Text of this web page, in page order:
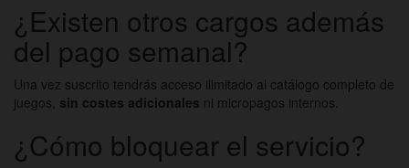
¿Existen otros cargos además
del pago semanal?
Una vez suscrito tendrás acceso ilimitado al catálogo completo de
juegos, sin costes adicionales ni micropagos internos.
¿Cómo bloquear el servicio?